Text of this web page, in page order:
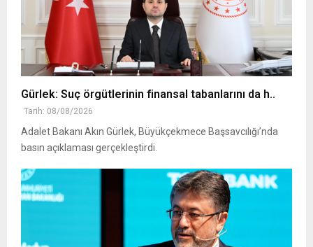
Gürlek: Suç örgütlerinin finansal tabanlarını da h..
Tarih: 08/08/2026
Adalet Bakanı Akın Gürlek, Büyükçekmece Başsavcılığı’nda
basın açıklaması gerçekleştirdi.